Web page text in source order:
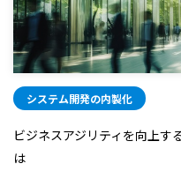
システム開発の内製化
ビジネスアジリティを向上す
は